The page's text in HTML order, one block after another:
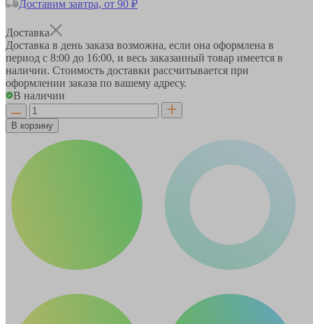
Доставим завтра, от 90 ₽
Доставка
Доставка в день заказа возможна, если она оформлена в
период с 8:00 до 16:00, и весь заказанный товар имеется в
наличии. Стоимость доставки рассчитывается при
оформлении заказа по вашему адресу.
В наличии
В корзину